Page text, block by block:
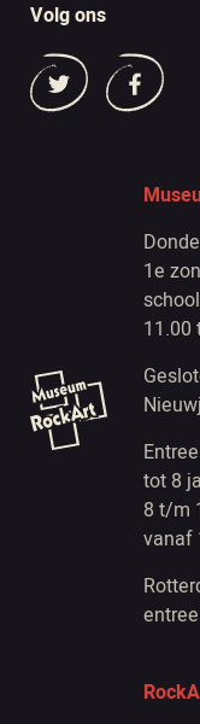
Volg ons
1e
11.00
Entree
tot 8
8 t/m
vanaf